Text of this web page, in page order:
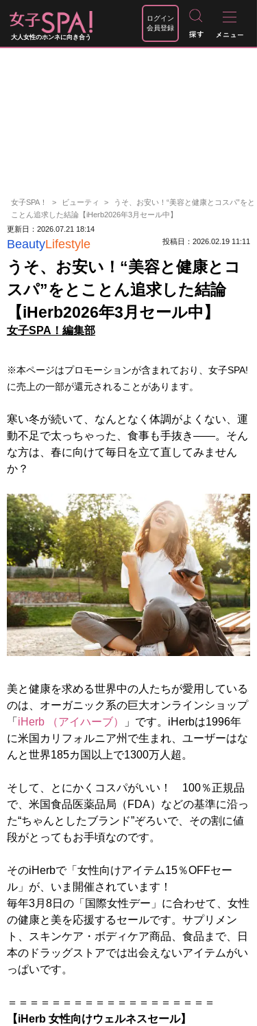
大人女性のホンネに向き合う
ログイン
会員登録
女子SPA！ ビューティ
うそ、お安い！“美容と健康とコスパ”をと
ことん追求した結論【iHerb2026年3月セール中】
更新日：2026.07.21 18:14
BeautyLifestyle 投稿日：2026.02.19 11:11
うそ、お安い！“美容と健康とコ
スパ”をとことん追求した結論
【iHerb2026年3月セール中】
女子SPA！編集部
※本ページはプロモーションが含まれており、女子SPA!
に売上の一部が還元されることがあります。
寒い冬が続いて、なんとなく体調がよくない、運
動不足で太っちゃった、食事も手抜き――。そん
な方は、春に向けて毎日を立て直してみません
か？
美と健康を求める世界中の人たちが愛用している
のは、オーガニック系の巨大オンラインショップ
「 iHerb （アイハーブ）
」です。iHerbは1996年
に米国カリフォルニア州で生まれ、ユーザーはな
んと世界185カ国以上で1300万人超。
そして、とにかくコスパがいい！ 100％正規品
で、米国食品医薬品局（FDA）などの基準に沿っ
た“ちゃんとしたブランド”ぞろいで、その割に値
段がとってもお手頃なのです。
そのiHerbで「女性向けアイテム15％OFFセー
ル」が、いま開催されています！
毎年3月8日の「国際女性デー」に合わせて、女性
の健康と美を応援するセールです。サプリメン
ト、スキンケア・ボディケア商品、食品まで、日
本のドラッグストアでは出会えないアイテムがい
っぱいです。
【iHerb 女性向けウェルネスセール】